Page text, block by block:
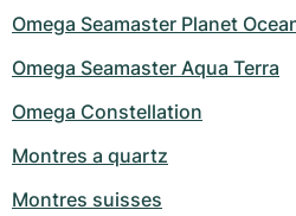
Omega Seamaster Planet
Omega Seamaster Aqua Terra
Omega Constellation
Montres a quartz
Montres suisses